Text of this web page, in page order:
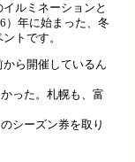
ルミネーションと
）年に始まった、冬
トです。
ら開催しているん
った。札幌も、富
シーズン券を取り